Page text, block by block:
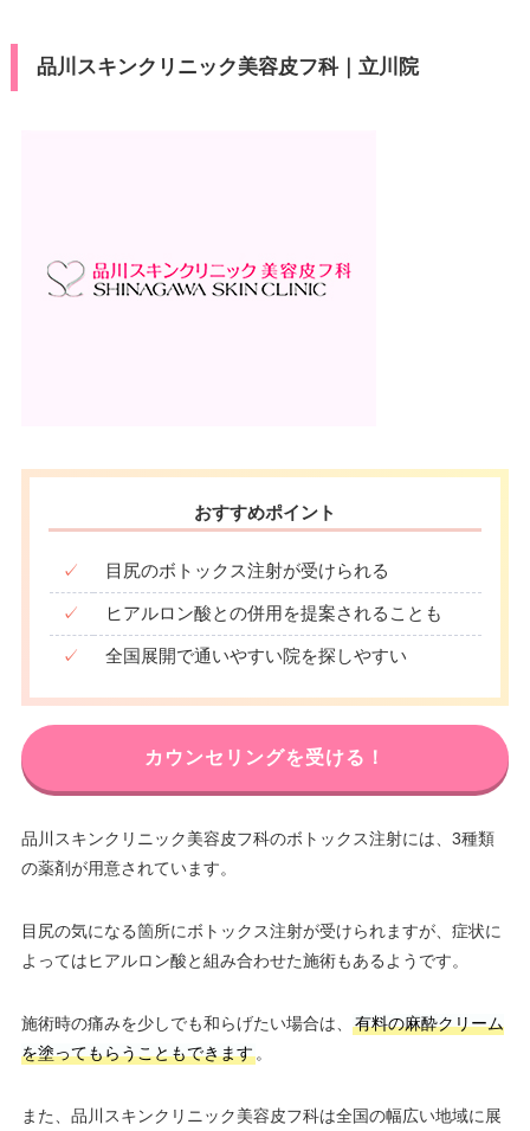
品川スキンクリニック美容皮フ科｜立川院
おすすめポイント
✓ 目尻のボトックス注射が受けられる
✓ ヒアルロン酸との併用を提案されることも
✓ 全国展開で通いやすい院を探しやすい
カウンセリングを受ける！
品川スキンクリニック美容皮フ科のボトックス注射には、3種類
の薬剤が用意されています。
目尻の気になる箇所にボトックス注射が受けられますが、症状に
よってはヒアルロン酸と組み合わせた施術もあるようです。
施術時の痛みを少しでも和らげたい場合は、
有料の麻酔クリーム
を塗ってもらうこともできます。
また、品川スキンクリニック美容皮フ科は全国の幅広い地域に展